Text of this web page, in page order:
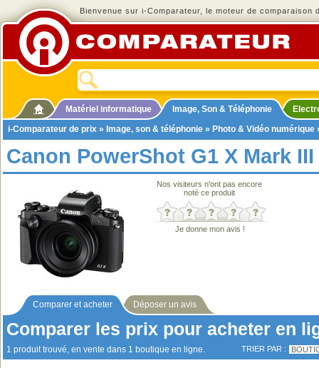
Bienvenue sur i-Comparateur, le moteur de comparaison
Matériel informatique Image, Son & Téléphonie
i-Comparateur de prix » Image, son & téléphonie » Photo & Vidéo numérique
Canon PowerShot G1 X Mark III
Nos visiteurs n'ont pas encore
noté ce produit
Je donne mon avis !
Comparer et acheter Déposer un avis
Comparer les prix pour acheter en
1 produit trouvé, en vente dans 1 boutique en ligne. TRIER PAR :